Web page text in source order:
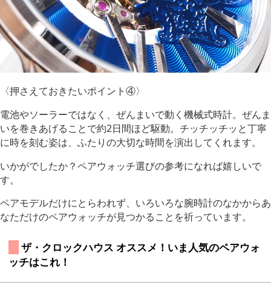
〈押さえておきたいポイント④〉
電池やソーラーではなく、ぜんまいで動く機械式時計。ぜんま
いを巻きあげることで約2日間ほど駆動。チッチッチッと丁寧
に時を刻む姿は、ふたりの大切な時間を演出してくれます。
いかがでしたか？ペアウォッチ選びの参考になれば嬉しいで
す。
ペアモデルだけにとらわれず、いろいろな腕時計のなかからあ
なただけのペアウォッチが見つかることを祈っています。
ザ・クロックハウス オススメ！いま人気のペアウォ
ッチはこれ！